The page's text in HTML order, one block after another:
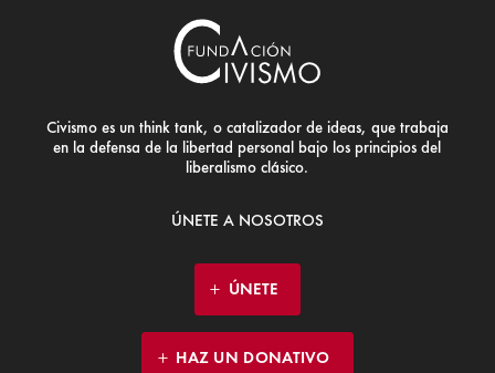
Civismo es un think tank, o catalizador de ideas, que trabaja
en la defensa de la libertad personal bajo los principios del
liberalismo clásico.
ÚNETE A NOSOTROS
ÚNETE
HAZ UN DONATIVO